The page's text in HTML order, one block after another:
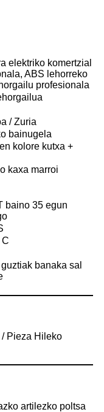
elektriko komertzial
ABS lehorreko
profesionala
/ Zuria
bainugela
kolore kutxa +
kaxa marroi
baino 35 egun
C
banaka sal
Pieza Hileko
artilezko poltsa